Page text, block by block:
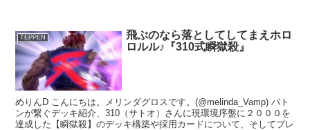
TEPPEN
飛ぶのなら落としてしてまえホロ
ロルル♪『310式瞬獄殺』
めりんD こんにちは。メリンダグロスです。(@melinda_Vamp) バト
ンが繋ぐデッキ紹介、310（サトオ）さんに現環境序盤に２０００を
達成した【瞬獄殺】のデッキ構築や採用カードについて、そしてプレ